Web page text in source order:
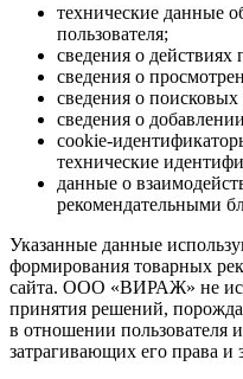
технические данные
пользователя;
сведения о действиях
сведения о
сведения о поисковых
сведения о
cookie-
технические
данные о
рекомендательными
Указанные данные
формирования товарных
сайта. ООО «ВИРАЖ» не
принятия решений,
в отношении пользователя
затрагивающих его права и